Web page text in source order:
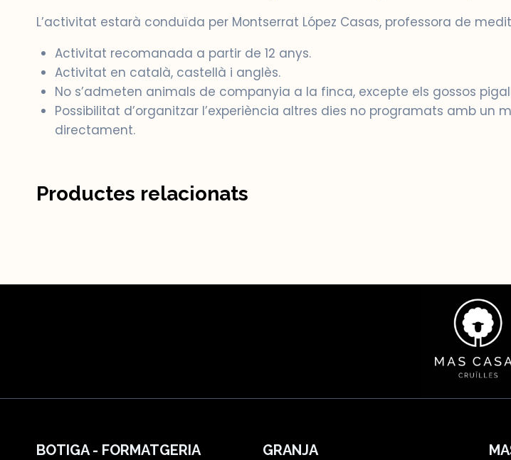
L’activitat estarà conduïda per Montserrat López Casas, professora de
Activitat recomanada a partir de 12 anys.
Activitat en català, castellà i anglès.
No s’admeten animals de companyia a la finca, excepte els gossos
Possibilitat d’organitzar l’experiència altres dies no programats amb
directament.
Productes relacionats
BOTIGA - FORMATGERIA GRANJA